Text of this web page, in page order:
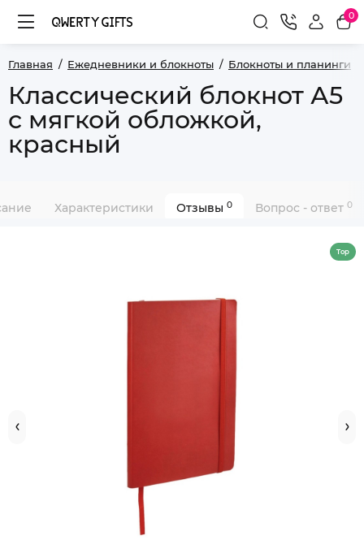
0
Главная Ежедневники и блокноты Блокноты и планинги
Классический блокнот А5
с мягкой обложкой,
красный
Характеристики Отзывы 0 Вопрос - ответ 0
Top